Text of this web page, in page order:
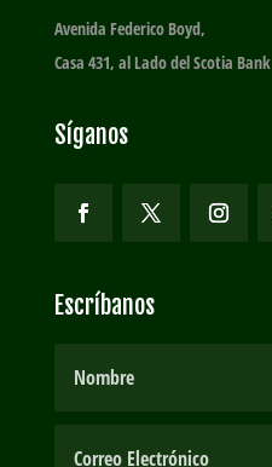
Avenida Federico Boyd,
Casa 431, al Lado del Scotia Bank
Síganos
Escríbanos